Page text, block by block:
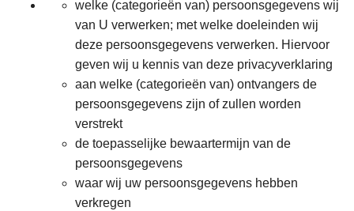
welke (categorieën van) persoonsgegevens wij
van U verwerken; met welke doeleinden wij
deze persoonsgegevens verwerken. Hiervoor
geven wij u kennis van deze privacyverklaring
aan welke (categorieën van) ontvangers de
persoonsgegevens zijn of zullen worden
verstrekt
de toepasselijke bewaartermijn van de
persoonsgegevens
waar wij uw persoonsgegevens hebben
verkregen